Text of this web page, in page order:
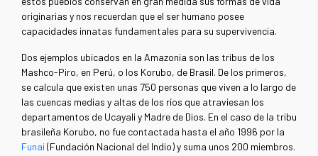
originarias y nos recuerdan que el ser humano posee
capacidades innatas fundamentales para su supervivencia.
Dos ejemplos ubicados en la Amazonia son las tribus de los
Mashco-Piro, en Perú, o los Korubo, de Brasil. De los primeros,
se calcula que existen unas 750 personas que viven a lo largo de
las cuencas medias y altas de los ríos que atraviesan los
departamentos de Ucayali y Madre de Dios. En el caso de la tribu
brasileña Korubo, no fue contactada hasta el año 1996 por la
Funai (Fundación Nacional del Indio) y suma unos 200 miembros.